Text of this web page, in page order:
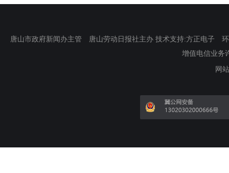
唐山市政府新闻办主管 唐山劳动日报社主办 技术支持:方正电子
增值电信业务
网